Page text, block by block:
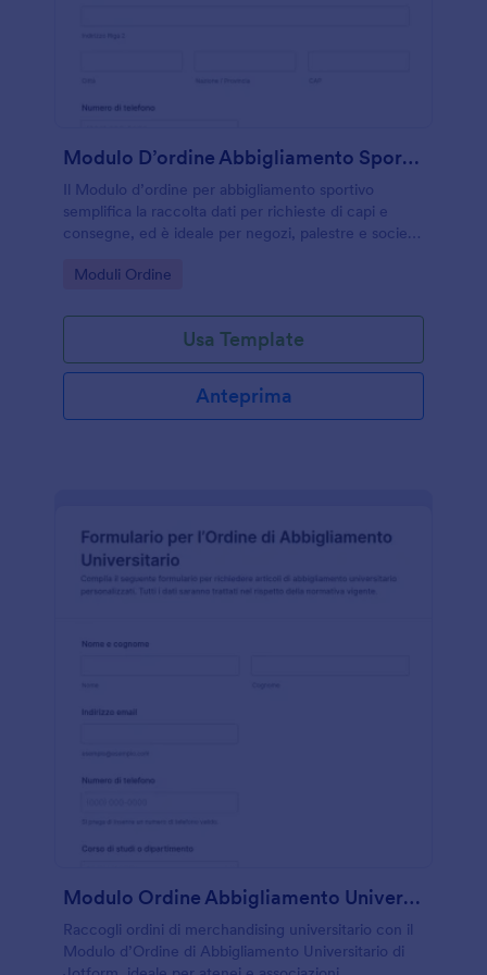
Modulo D’ordine Abbigliamento Sportivo
Il Modulo d’ordine per abbigliamento sportivo
semplifica la raccolta dati per richieste di capi e
consegne, ed è ideale per negozi, palestre e società
Jotform.
Go to Category:
Moduli Ordine
Usa Template
Anteprima
Modulo Ordine Abbigliamento Universitario
Raccogli ordini di merchandising universitario con il
Modulo d’Ordine di Abbigliamento Universitario di